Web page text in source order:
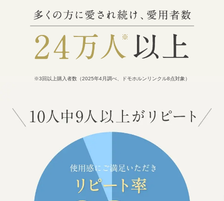
※3回以上購入者数（2025年4月調べ、ドモホルンリンクル8点対象）